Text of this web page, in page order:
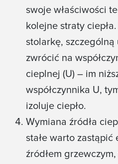
swoje właściwości
kolejne straty
stolarkę, szczególną
zwrócić na
cieplnej (U) – im
współczynnika U,
izoluje ciepło.
Wymiana źródła
stałe warto zastąpić
źródłem